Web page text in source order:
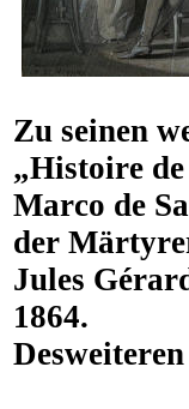
Zu seinen
„Histoire
Marco de
der
Jules
1864.